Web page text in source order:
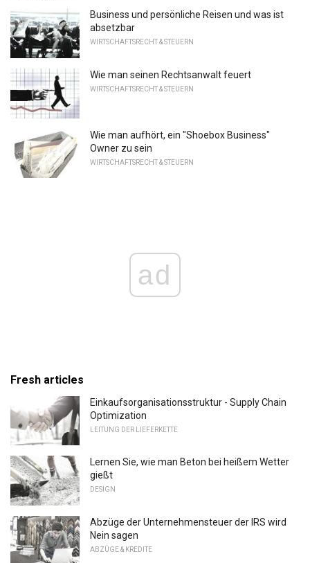
Business und persönliche Reisen und was ist
absetzbar
WIRTSCHAFTSRECHT & STEUERN
Wie man seinen Rechtsanwalt feuert
WIRTSCHAFTSRECHT & STEUERN
Wie man aufhört, ein "Shoebox Business"
Owner zu sein
WIRTSCHAFTSRECHT & STEUERN
ad
Fresh articles
Einkaufsorganisationsstruktur - Supply Chain
Optimization
LEITUNG DER LIEFERKETTE
Lernen Sie, wie man Beton bei heißem Wetter
gießt
DESIGN
Abzüge der Unternehmensteuer der IRS wird
Nein sagen
ABZÜGE & KREDITE